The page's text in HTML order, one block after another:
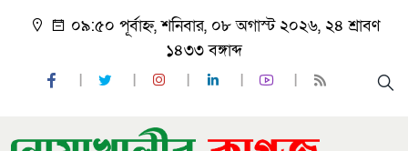
০৯:৫০ পূর্বাহ্ন, শনিবার, ০৮ অগাস্ট ২০২৬, ২৪ শ্রাবণ
১৪৩৩ বঙ্গাব্দ